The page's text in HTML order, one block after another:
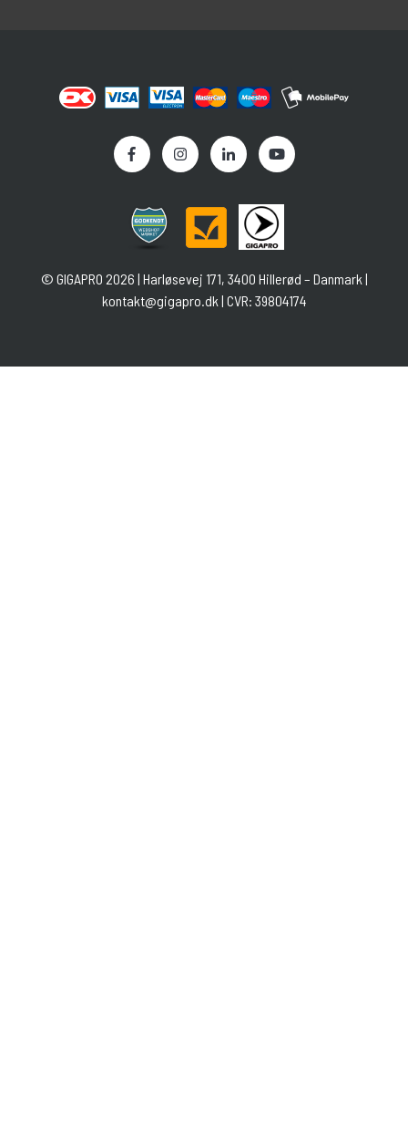
© GIGAPRO 2026 | Harløsevej 171, 3400 Hillerød – Danmark |
kontakt@gigapro.dk | CVR: 39804174